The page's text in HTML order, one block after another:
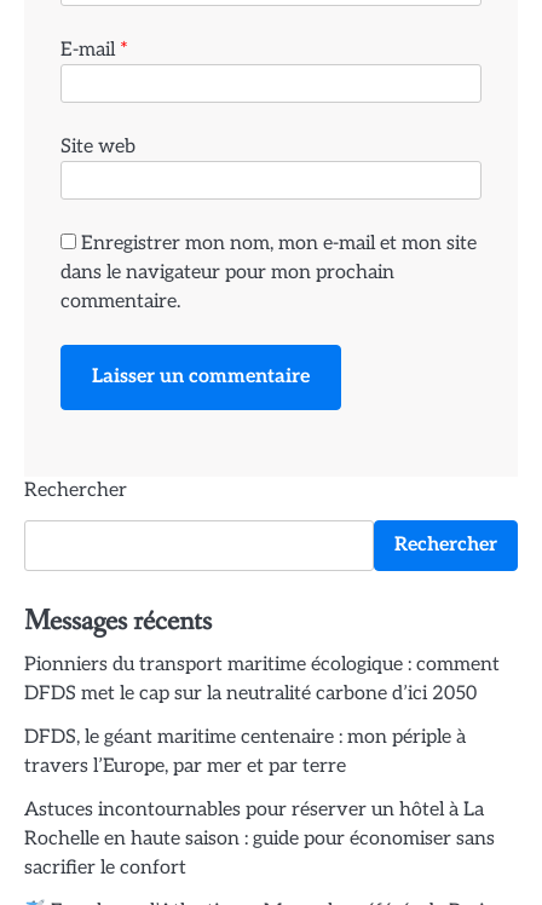
E-mail *
Site web
Enregistrer mon nom, mon e-mail et mon site
dans le navigateur pour mon prochain
commentaire.
Rechercher
Rechercher
Messages récents
Pionniers du transport maritime écologique : comment
DFDS met le cap sur la neutralité carbone d’ici 2050
DFDS, le géant maritime centenaire : mon périple à
travers l’Europe, par mer et par terre
Astuces incontournables pour réserver un hôtel à La
Rochelle en haute saison : guide pour économiser sans
sacrifier le confort